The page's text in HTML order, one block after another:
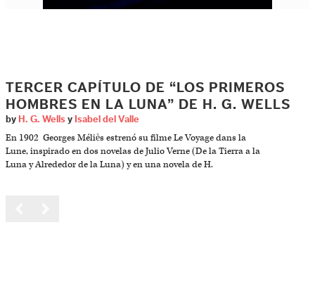
TERCER CAPÍTULO DE “LOS PRIMEROS
HOMBRES EN LA LUNA” DE H. G. WELLS
by H. G. Wells y Isabel del Valle
En 1902 Georges Méliès estrenó su filme Le Voyage dans la
Lune, inspirado en dos novelas de Julio Verne (De la Tierra a la
Luna y Alrededor de la Luna) y en una novela de H.